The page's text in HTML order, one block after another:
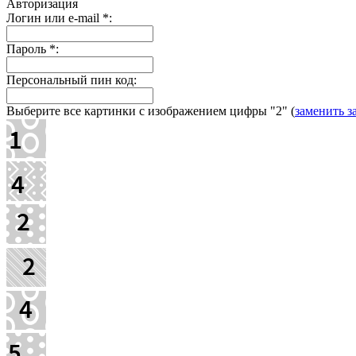
Авторизация
Логин или e-mail *:
Пароль *:
Персональный пин код:
Выберите все картинки с изображением цифры "2" (заменить